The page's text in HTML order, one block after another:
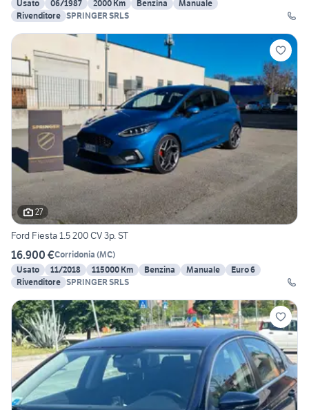
Usato 06/1987 2000 Km Benzina
Manuale
Rivenditore SPRINGER SRLS
27
Ford Fiesta 1.5 200 CV 3p. ST
16.900 €Corridonia (MC)
Usato
11/2018 115000 Km Benzina Manuale
Euro 6
Rivenditore SPRINGER SRLS